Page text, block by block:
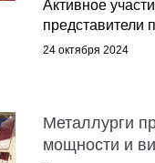
Активное
представители
24 октября 2024
Металлурги
мощности и